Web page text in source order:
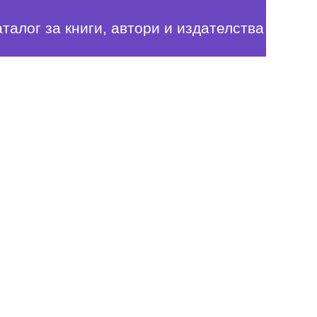
за книги, автори и издателства